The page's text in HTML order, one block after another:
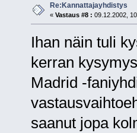
Re:Kannattajayhdistys
« Vastaus #8 : 09.12.2002,
Ihan näin tuli
kerran
Madrid -
saanut jopa